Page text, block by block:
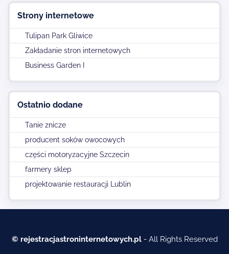
Strony internetowe
Tulipan Park Gliwice
Zakładanie stron internetowych
Business Garden I
Ostatnio dodane
Tanie znicze
producent soków owocowych
części motoryzacyjne Szczecin
farmery sklep
projektowanie restauracji Lublin
© rejestracjastroninternetowych.pl- All Rights Reserved